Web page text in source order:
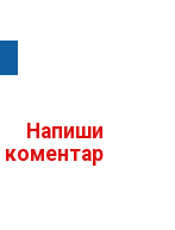
Напиши
коментар